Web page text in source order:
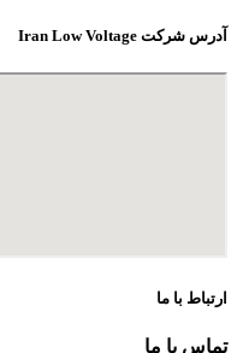
آدرس شرکت Iran Low Voltage
ارتباط با ما
تماس با ما